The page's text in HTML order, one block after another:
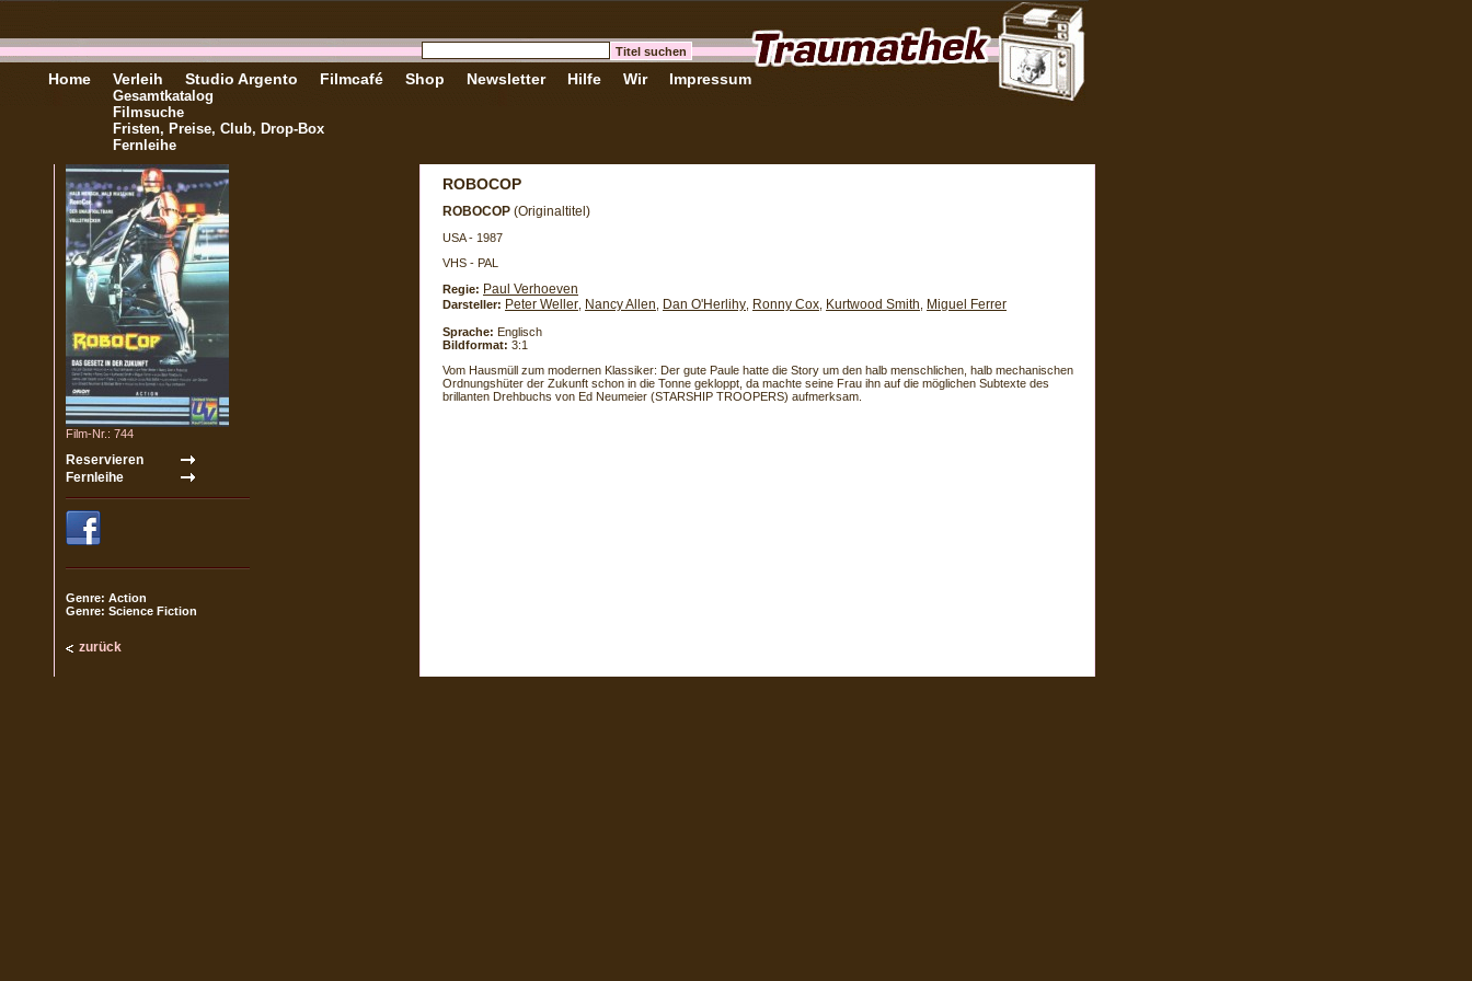
Home Verleih
Gesamtkatalog
Filmsuche
Fristen, Preise, Club, Drop-Box
Fernleihe
Studio Argento Filmcafé Shop Newsletter Hilfe Wir Impressum
Film-Nr.: 744
Genre: Action
Genre: Science Fiction
zurück
ROBOCOP
ROBOCOP (Originaltitel)
USA - 1987
VHS - PAL
Regie: Paul Verhoeven
Darsteller: Peter Weller Nancy Allen Dan O'Herlihy Ronny Cox Kurtwood Smith Miguel Ferrer
Sprache: Englisch
Bildformat: 3:1
Vom Hausmüll zum modernen Klassiker: Der gute Paule hatte die Story um den halb menschlichen, halb mechanischen
Ordnungshüter der Zukunft schon in die Tonne gekloppt, da machte seine Frau ihn auf die möglichen Subtexte des
brillanten Drehbuchs von Ed Neumeier (STARSHIP TROOPERS) aufmerksam.